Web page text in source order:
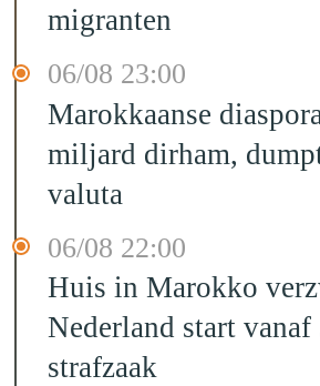
migranten
06/08 23:00
Marokkaanse
miljard dirham,
valuta
06/08 22:00
Huis in Marokko
Nederland start
strafzaak